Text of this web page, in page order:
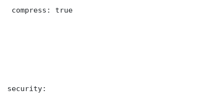
compress: true
security: